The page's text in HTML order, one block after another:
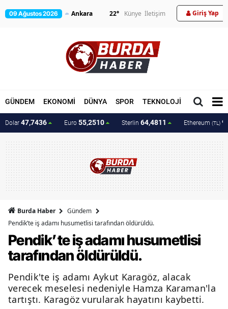
09 Ağustos 2026 22° Künye İletişim Giriş Yap
GÜNDEM EKONOMİ DÜNYA SPOR TEKNOLOJİ MAGAZİN
Dolar 47,7436 Euro 55,2510 Sterlin 64,4811 Ethereum (TL)
Burda Haber
Gündem
Pendik’te iş adamı husumetlisi tarafından öldürüldü.
Pendik’te iş adamı husumetlisi
tarafından öldürüldü.
Pendik'te iş adamı Aykut Karagöz, alacak
verecek meselesi nedeniyle Hamza Karaman'la
tartıştı. Karagöz vurularak hayatını kaybetti.